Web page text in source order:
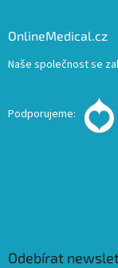
OnlineMedical.cz
Naše společnost se
Podporujeme:
Odebírat